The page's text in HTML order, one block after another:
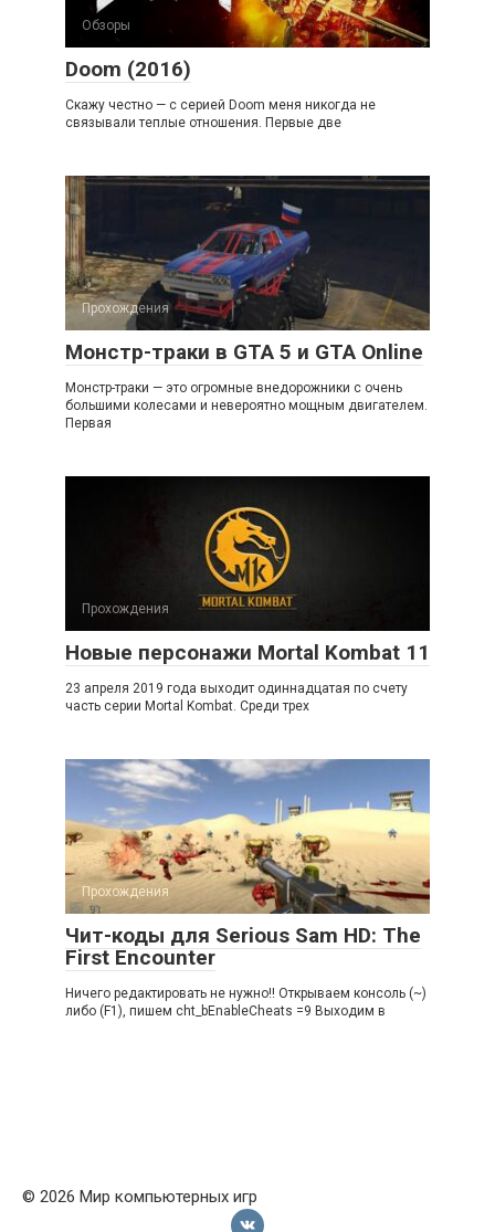
Обзоры
Doom (2016)
Скажу честно — с серией Doom меня никогда не
связывали теплые отношения. Первые две
Прохождения
Монстр-траки в GTA 5 и GTA Online
Монстр-траки — это огромные внедорожники с очень
большими колесами и невероятно мощным двигателем.
Первая
Прохождения
Новые персонажи Mortal Kombat 11
23 апреля 2019 года выходит одиннадцатая по счету
часть серии Mortal Kombat. Среди трех
Прохождения
Чит-коды для Serious Sam HD: The
First Encounter
Ничего редактировать не нужно!! Открываем консоль (~)
либо (F1), пишем cht_bEnableCheats =9 Выходим в
© 2026 Мир компьютерных игр